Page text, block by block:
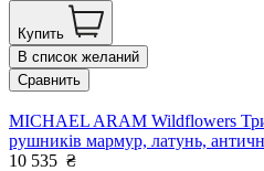
Купить
В список желаний
Сравнить
MICHAEL ARAM Wildflowers
рушників мармур, латунь,
10 535 ₴